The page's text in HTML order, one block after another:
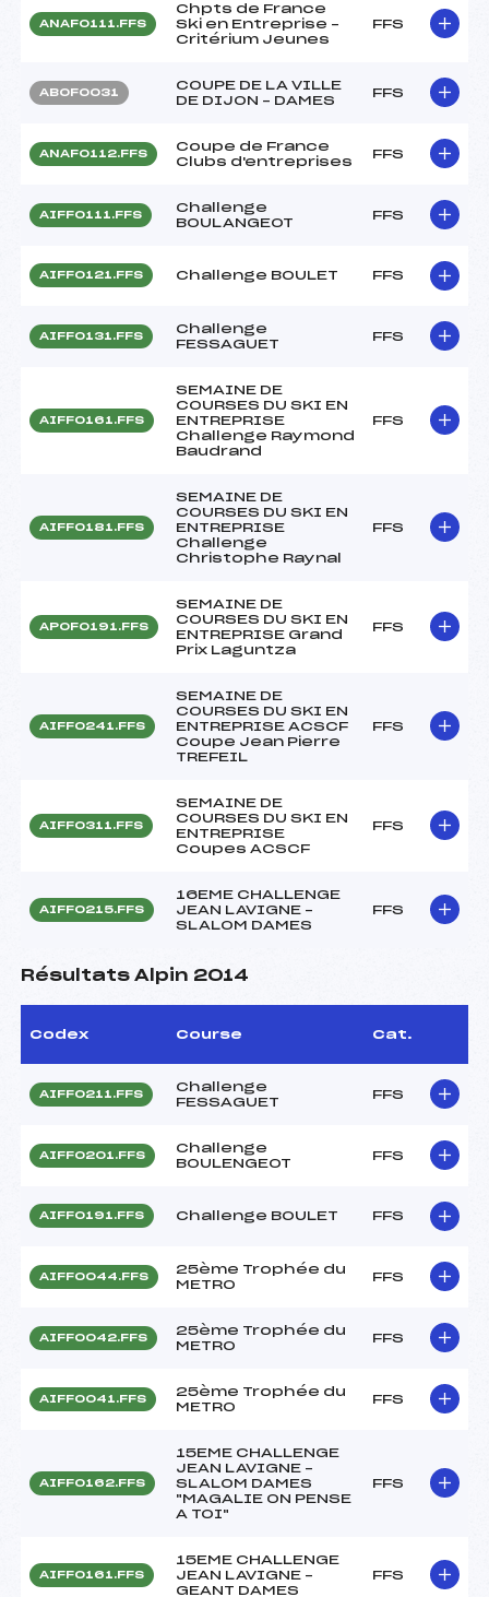
ANAF0111.FFS
Chpts de France
Ski en Entreprise –
Critérium Jeunes
FFS
ABOF0031
COUPE DE LA VILLE
DE DIJON – DAMES
FFS
ANAF0112.FFS
Coupe de France
Clubs d'entreprises
FFS
AIFF0111.FFS
Challenge
BOULANGEOT
FFS
AIFF0121.FFS Challenge BOULET FFS
AIFF0131.FFS
Challenge
FESSAGUET
FFS
AIFF0161.FFS
SEMAINE DE
COURSES DU SKI EN
ENTREPRISE
Challenge Raymond
Baudrand
FFS
AIFF0181.FFS
SEMAINE DE
COURSES DU SKI EN
ENTREPRISE
Challenge
Christophe Raynal
FFS
APOF0191.FFS
SEMAINE DE
COURSES DU SKI EN
ENTREPRISE Grand
Prix Laguntza
FFS
AIFF0241.FFS
SEMAINE DE
COURSES DU SKI EN
ENTREPRISE ACSCF
Coupe Jean Pierre
TREFEIL
FFS
AIFF0311.FFS
SEMAINE DE
COURSES DU SKI EN
ENTREPRISE
Coupes ACSCF
FFS
AIFF0215.FFS
16EME CHALLENGE
JEAN LAVIGNE –
SLALOM DAMES
FFS
Résultats Alpin 2014
Codex Course Cat.
AIFF0211.FFS
Challenge
FESSAGUET
FFS
AIFF0201.FFS
Challenge
BOULENGEOT
FFS
AIFF0191.FFS Challenge BOULET FFS
AIFF0044.FFS
25ème Trophée du
METRO
FFS
AIFF0042.FFS
25ème Trophée du
METRO
FFS
AIFF0041.FFS
25ème Trophée du
METRO
FFS
AIFF0162.FFS
15EME CHALLENGE
JEAN LAVIGNE –
SLALOM DAMES
"MAGALIE ON PENSE
A TOI"
FFS
AIFF0161.FFS
15EME CHALLENGE
JEAN LAVIGNE –
GEANT DAMES
FFS